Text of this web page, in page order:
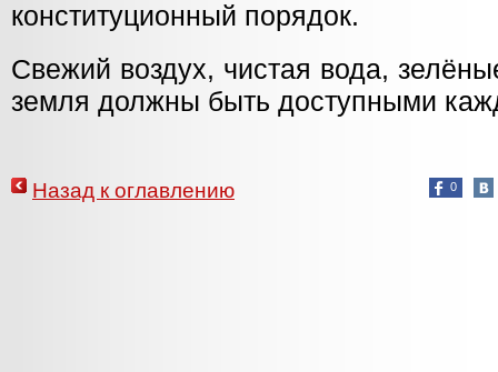
конституционный порядок.
Свежий воздух, чистая вода,
земля должны быть доступными
0
Назад к оглавлению